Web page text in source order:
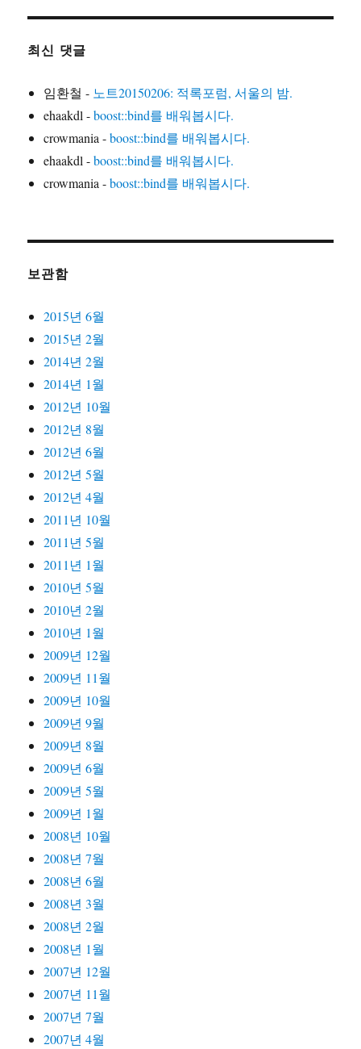
최신 댓글
임환철 - 노트20150206: 적록포럼, 서울의 밤.
ehaakdl-boost::bind를 배워봅시다.
crowmania-boost::bind를 배워봅시다.
ehaakdl-boost::bind를 배워봅시다.
crowmania-boost::bind를 배워봅시다.
보관함
2015년 6월
2015년 2월
2014년 2월
2014년 1월
2012년 10월
2012년 8월
2012년 6월
2012년 5월
2012년 4월
2011년 10월
2011년 5월
2011년 1월
2010년 5월
2010년 2월
2010년 1월
2009년 12월
2009년 11월
2009년 10월
2009년 9월
2009년 8월
2009년 6월
2009년 5월
2009년 1월
2008년 10월
2008년 7월
2008년 6월
2008년 3월
2008년 2월
2008년 1월
2007년 12월
2007년 11월
2007년 7월
2007년 4월